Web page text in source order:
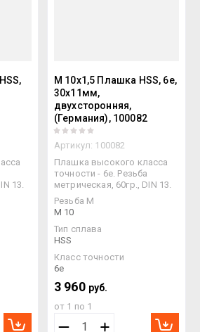
13.
M 10x1,5 Плашка HSS, 6e,
30x11мм,
двухсторонняя,
(Германия), 100082
Артикул: 100082
Плашка высокого класса
точности - 6e. Резьба
метрическая, 60гр., DIN 13.
Резьба М
M 10
Тип сплава
HSS
Класс точности
6e
3 960 руб.
от 1 по 1